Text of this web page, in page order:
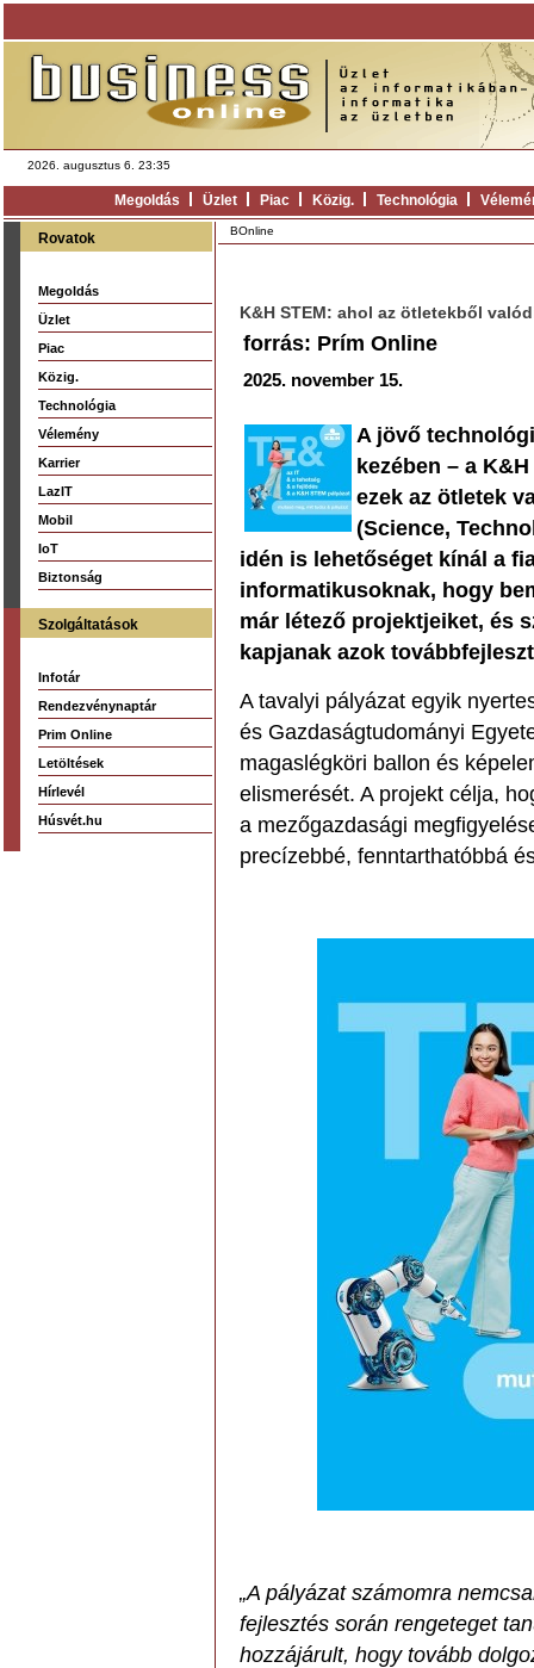
2026. augusztus 6. 23:35
Megoldás Üzlet Piac Közig. Technológia
Rovatok
Megoldás
Üzlet
Piac
Közig.
Technológia
Vélemény
Karrier
LazIT
Mobil
IoT
Biztonság
Szolgáltatások
Infotár
Rendezvénynaptár
Prim Online
Letöltések
Hírlevél
Húsvét.hu
BOnline
K&H STEM: ahol az ötletekből
forrás: Prím Online
2025. november 15.
A jövő
kezében – a
ezek az ötletek
(Science,
idén is lehetőséget kínál a
informatikusoknak, hogy
már létező projektjeiket, és
kapjanak azok
A tavalyi pályázat egyik
és Gazdaságtudományi
magaslégköri ballon és
elismerését. A projekt célja,
a mezőgazdasági
precízebbé, fenntarthatóbbá
„A pályázat számomra
fejlesztés során rengeteget
hozzájárult, hogy tovább